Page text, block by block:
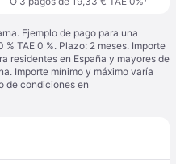
Ejemplo de pago para una
TAE 0 %. Plazo: 2 meses. Importe
residentes en España y mayores de
Importe mínimo y máximo varía
de condiciones en